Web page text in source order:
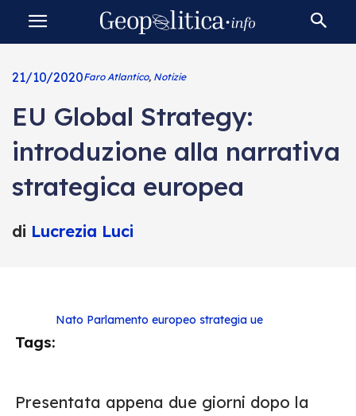
21/10/2020Faro Atlantico, Notizie
EU Global Strategy:
introduzione alla narrativa
strategica europea
di Lucrezia Luci
Tags:
Nato Parlamento europeo strategia ue
Presentata appena due giorni dopo la